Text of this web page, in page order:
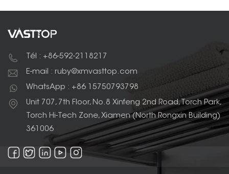
Tél : +86-592-2118217
E-mail : ruby@xmvasttop.com
WhatsApp : +86 15750793798
Unit 707, 7th Floor, No.8 Xinfeng 2nd Road, Torch Park,
Torch Hi-Tech Zone, Xiamen (North Rongxin Building)
361006